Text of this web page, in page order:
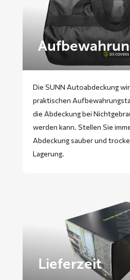
Die SUNN Autoabdeckung
praktischen
die Abdeckung bei
werden kann. Stellen Sie
Abdeckung sauber und
Lagerung.
Lieferzeit